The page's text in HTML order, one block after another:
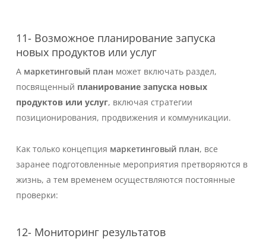
11- Возможное планирование запуска
новых продуктов или услуг
А маркетинговый план может включать раздел,
посвященный планирование запуска новых
продуктов или услуг, включая стратегии
позиционирования, продвижения и коммуникации.
Как только концепция маркетинговый план, все
заранее подготовленные мероприятия претворяются в
жизнь, а тем временем осуществляются постоянные
проверки:
12- Мониторинг результатов